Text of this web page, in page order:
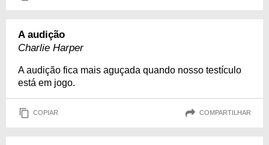
A audição
Charlie Harper
A audição fica mais aguçada quando nosso testículo
está em jogo.
COPIAR COMPARTILHAR